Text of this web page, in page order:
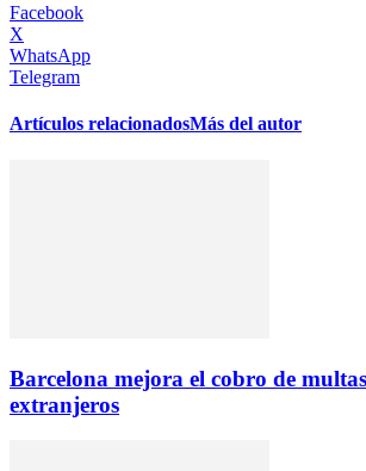
Facebook
X
WhatsApp
Telegram
Artículos relacionadosMás del autor
Barcelona mejora el cobro de
extranjeros